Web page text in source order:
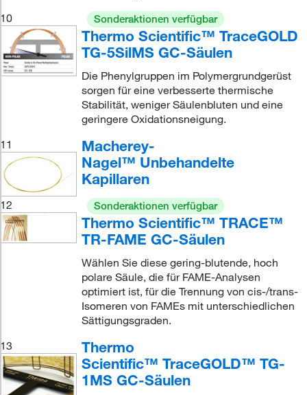
10
Sonderaktionen verfügbar
Thermo Scientific™ TraceGOLD
TG-5SilMS GC-Säulen
Die Phenylgruppen im Polymergrundgerüst
sorgen für eine verbesserte thermische
Stabilität, weniger Säulenbluten und eine
geringere Oxidationsneigung.
11
Macherey-
Nagel™ Unbehandelte
Kapillaren
12 Sonderaktionen verfügbar
Thermo Scientific™ TRACE™
TR-FAME GC-Säulen
Wählen Sie diese gering-blutende, hoch
polare Säule, die für FAME-Analysen
optimiert ist, für die Trennung von cis-/trans-
Isomeren von FAMEs mit unterschiedlichen
Sättigungsgraden.
13
Thermo
Scientific™ TraceGOLD™ TG-
1MS GC-Säulen